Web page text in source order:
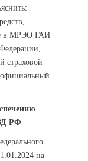
в МРЭО ГАИ
страховой
РФ
на